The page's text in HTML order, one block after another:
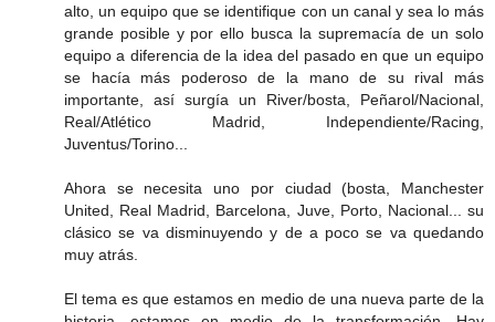
alto, un equipo que se identifique con un canal y sea lo más
grande posible y por ello busca la supremacía de un solo
equipo a diferencia de la idea del pasado en que un equipo
se hacía más poderoso de la mano de su rival más
importante, así surgía un River/bosta, Peñarol/Nacional,
Real/Atlético Madrid, Independiente/Racing,
Juventus/Torino...
Ahora se necesita uno por ciudad (bosta, Manchester
United, Real Madrid, Barcelona, Juve, Porto, Nacional... su
clásico se va disminuyendo y de a poco se va quedando
muy atrás.
El tema es que estamos en medio de una nueva parte de la